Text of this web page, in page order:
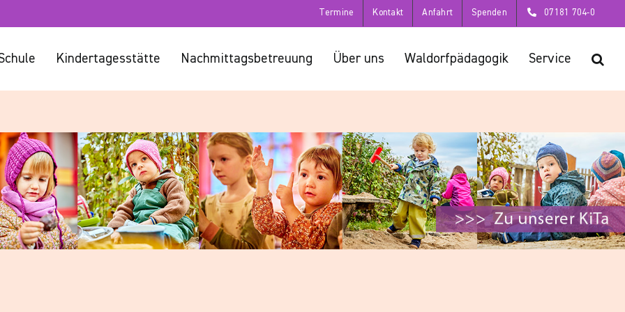
Termine Kontakt Anfahrt Spenden 07181 704-0
Kindertagesstätte Nachmittagsbetreuung Über uns Waldorfpädagogik Service